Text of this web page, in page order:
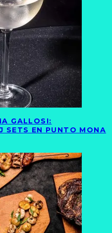
GALLOSI:
SETS EN PUNTO MONA